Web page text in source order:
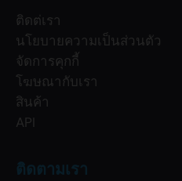
ติดต่เรา
นโยบายความเป็นส่วนตัว
จัดการคุกกี้
โฆษณากับเรา
สินค้า
API
ติดตามเรา